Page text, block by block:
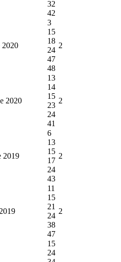
32
42
2020
3
15
18
24
47
48
2
2020
13
14
15
23
24
41
2
2019
6
13
15
17
24
43
2
11
15
21
24
38
47
2
15
24